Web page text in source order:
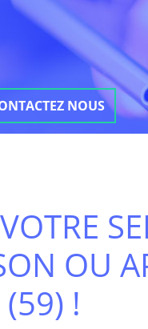
NOUS
OU
!